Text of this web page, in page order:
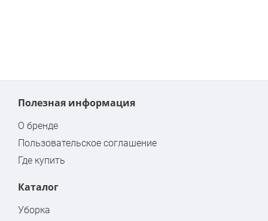
Полезная информация
О бренде
Пользовательское соглашение
Где купить
Каталог
Уборка